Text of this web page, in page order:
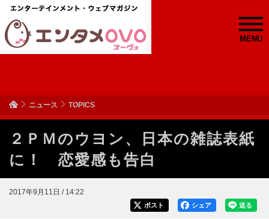
MENU
ニュース TOPICS
２ＰＭのウヨン、日本の雑誌表紙
に！ 恋愛感も告白
2017年9月11日 / 14:22
送る
シェア
ポスト